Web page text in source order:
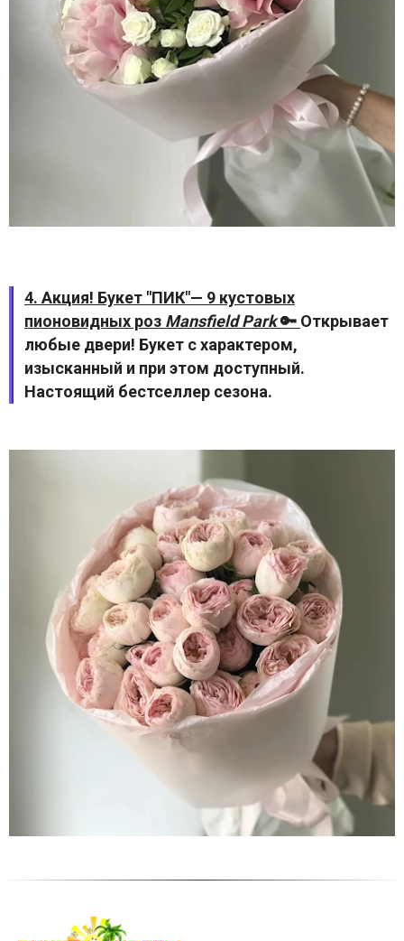
4. Акция! Букет "ПИК"— 9 кустовых
пионовидных роз Mansfield Park🔑 Открывает
любые двери! Букет с характером,
изысканный и при этом доступный.
Настоящий бестселлер сезона.